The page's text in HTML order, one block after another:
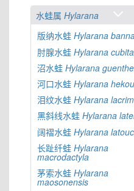
水蛙属 Hylarana
版纳水蛙 Hylarana
肘腺水蛙 Hylarana
沼水蛙 Hylarana
河口水蛙 Hylarana
泪纹水蛙 Hylarana
黑斜线水蛙 Hylarana
阔褶水蛙 Hylarana
长趾纤蛙 Hylarana
macrodactyla
茅索水蛙 Hylarana
maosonensis